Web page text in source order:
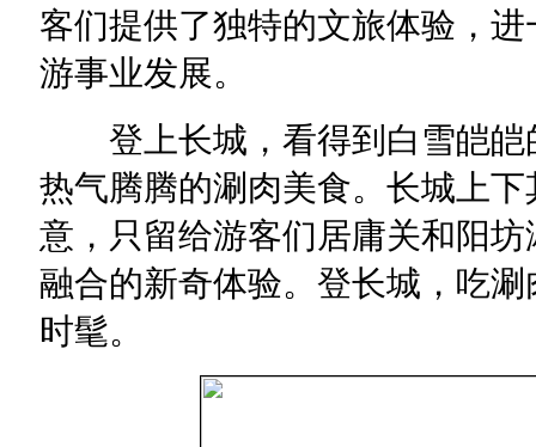
客们提供了独特的文旅体验，
游事业发展。
登上长城，看得到白雪皑皑
热气腾腾的涮肉美食。长城上
意，只留给游客们居庸关和阳
融合的新奇体验。登长城，吃
时髦。